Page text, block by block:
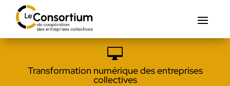

Transformation numérique des entreprises
collectives